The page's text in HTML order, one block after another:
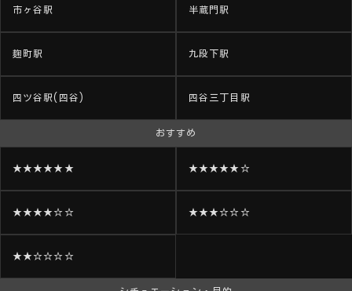
市ヶ谷駅 半蔵門駅
麹町駅 九段下駅
四ツ谷駅(四谷) 四谷三丁目駅
おすすめ
★★★★★★ ★★★★★☆
★★★★☆☆ ★★★☆☆☆
★★☆☆☆☆